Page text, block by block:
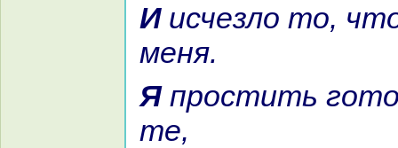
И исчезло то, что стpaшит
меня.
Я простить готова грехи все
те,